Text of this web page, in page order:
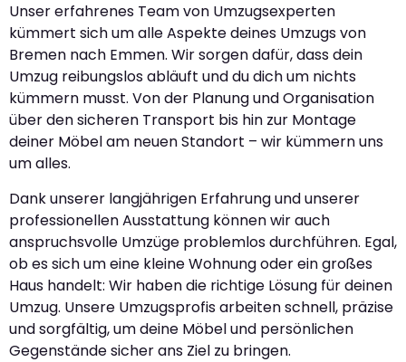
Unser erfahrenes Team von Umzugsexperten
kümmert sich um alle Aspekte deines Umzugs von
Bremen nach Emmen. Wir sorgen dafür, dass dein
Umzug reibungslos abläuft und du dich um nichts
kümmern musst. Von der Planung und Organisation
über den sicheren Transport bis hin zur Montage
deiner Möbel am neuen Standort – wir kümmern uns
um alles.
Dank unserer langjährigen Erfahrung und unserer
professionellen Ausstattung können wir auch
anspruchsvolle Umzüge problemlos durchführen. Egal,
ob es sich um eine kleine Wohnung oder ein großes
Haus handelt: Wir haben die richtige Lösung für deinen
Umzug. Unsere Umzugsprofis arbeiten schnell, präzise
und sorgfältig, um deine Möbel und persönlichen
Gegenstände sicher ans Ziel zu bringen.